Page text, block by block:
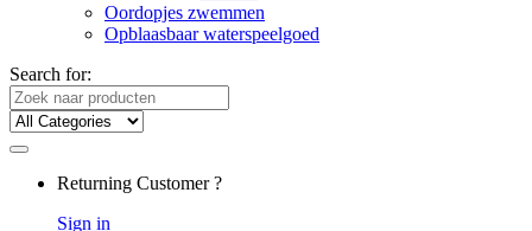
Oordopjes zwemmen
Opblaasbaar waterspeelgoed
Search for:
Returning Customer ?
Sign in